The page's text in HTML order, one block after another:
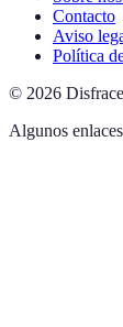
Contacto
Aviso
Política
© 2026
Algunos